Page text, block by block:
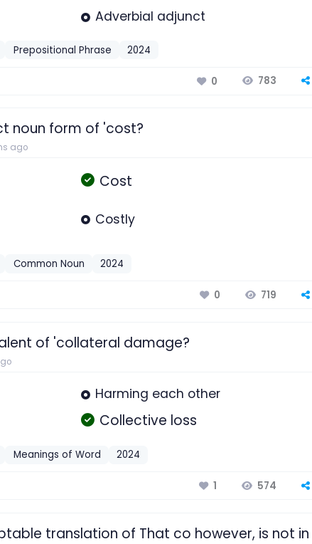
Adverbial adjunct
Prepositional Phrase 2024
0 783
noun form of 'cost?
ago
Cost
Costly
Common Noun 2024
0 719
of 'collateral damage?
Harming each other
Collective loss
Meanings of Word 2024
1 574
translation of That co however, is not in